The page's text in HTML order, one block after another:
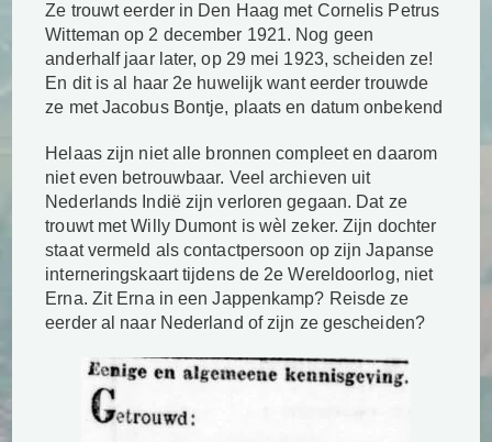
Ze trouwt eerder in Den Haag met Cornelis Petrus
Witteman op 2 december 1921. Nog geen
anderhalf jaar later, op 29 mei 1923, scheiden ze!
En dit is al haar 2e huwelijk want eerder trouwde
ze met Jacobus Bontje, plaats en datum onbekend
Helaas zijn niet alle bronnen compleet en daarom
niet even betrouwbaar. Veel archieven uit
Nederlands Indië zijn verloren gegaan. Dat ze
trouwt met Willy Dumont is wèl zeker. Zijn dochter
staat vermeld als contactpersoon op zijn Japanse
interneringskaart tijdens de 2e Wereldoorlog, niet
Erna. Zit Erna in een Jappenkamp? Reisde ze
eerder al naar Nederland of zijn ze gescheiden?